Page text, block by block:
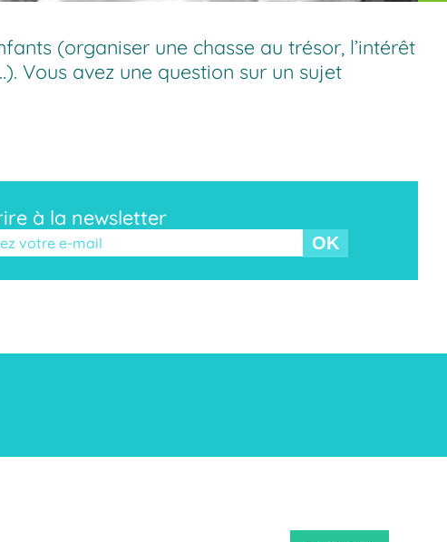
(organiser une chasse au trésor, l’intérêt
Vous avez une question sur un sujet
à la newsletter